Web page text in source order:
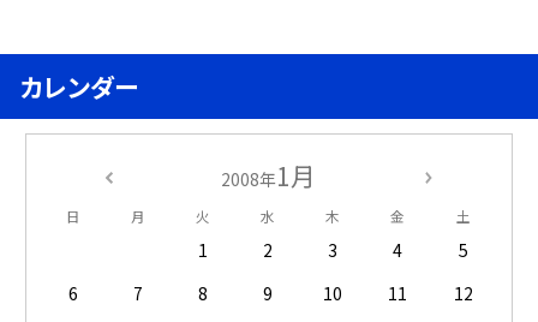
カレンダー
2008年1月
日 月 火 水 木 金 土
1 2 3 4
5
6
7 8 9 10 11
12